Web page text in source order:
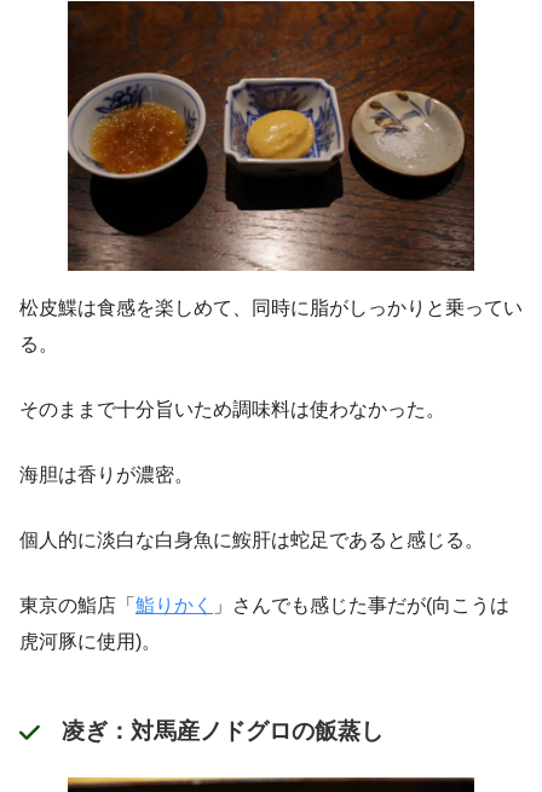
松皮鰈は食感を楽しめて、同時に脂がしっかりと乗ってい
る。
そのままで十分旨いため調味料は使わなかった。
海胆は香りが濃密。
個人的に淡白な白身魚に鮟肝は蛇足であると感じる。
東京の鮨店「 鮨りかく
」さんでも感じた事だが(向こうは
虎河豚に使用)。
凌ぎ：対馬産ノドグロの飯蒸し